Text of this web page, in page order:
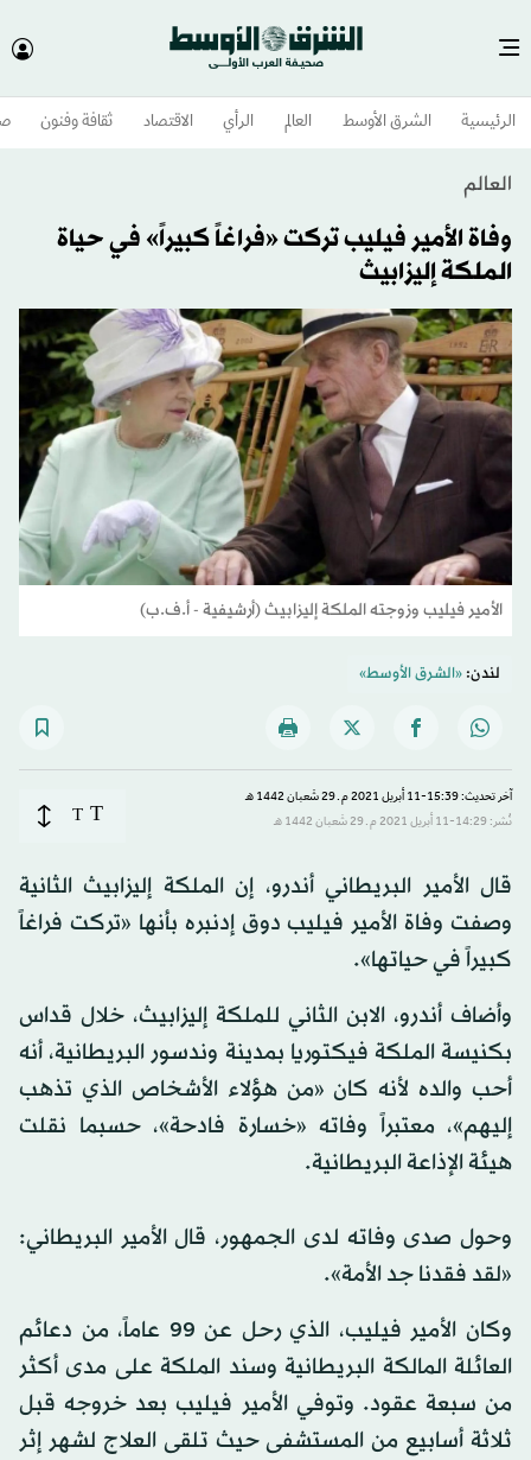
الرئيسية الشرق الأوسط​ العالم الرأي الاقتصاد ثقافة وفنون
العالم
وفاة الأمير فيليب تركت «فراغاً كبيراً» في حياة
الملكة إليزابيث
الأمير فيليب وزوجته الملكة إليزابيث (أرشيفية - أ.ف.ب)
لندن:«الشرق الأوسط»
آخر تحديث: 15:39-11 أبريل 2021 م ـ 29 شَعبان 1442 هـ
نُشر: 14:29-11 أبريل 2021 م ـ 29 شَعبان 1442 هـ
T
T
قال الأمير البريطاني أندرو، إن الملكة إليزابيث الثانية
وصفت وفاة الأمير فيليب دوق إدنبره بأنها «تركت فراغاً
كبيراً في حياتها».
وأضاف أندرو، الابن الثاني للملكة إليزابيث، خلال قداس
بكنيسة الملكة فيكتوريا بمدينة وندسور البريطانية، أنه
أحب والده لأنه كان «من هؤلاء الأشخاص الذي تذهب
إليهم»، معتبراً وفاته «خسارة فادحة»، حسبما نقلت
هيئة الإذاعة البريطانية.
وحول صدى وفاته لدى الجمهور، قال الأمير البريطاني:
«لقد فقدنا جد الأمة».
وكان الأمير فيليب، الذي رحل عن 99 عاماً، من دعائم
العائلة المالكة البريطانية وسند الملكة على مدى أكثر
من سبعة عقود. وتوفي الأمير فيليب بعد خروجه قبل
ثلاثة أسابيع من المستشفى حيث تلقى العلاج لشهر إثر